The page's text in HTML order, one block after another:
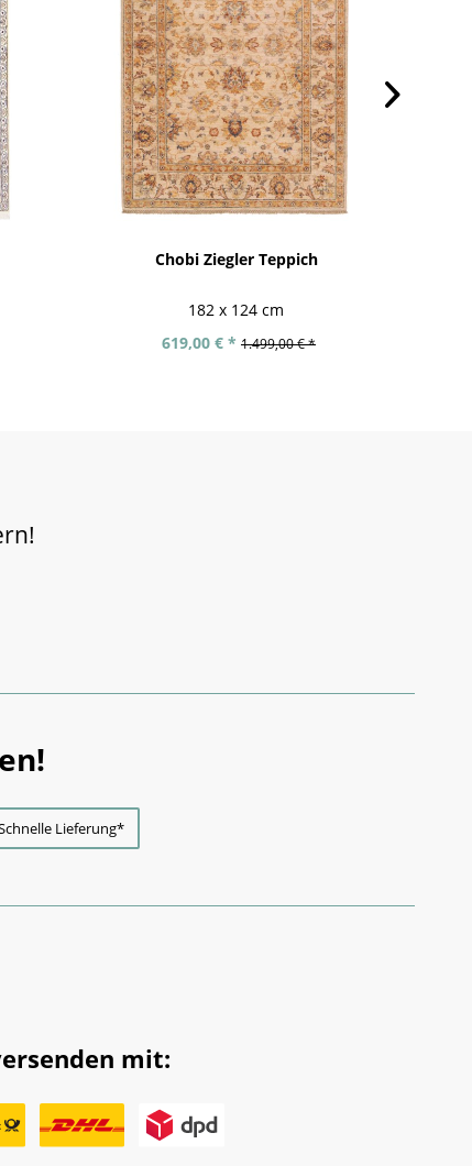
Chobi Ziegler Teppich
182 x 124 cm
619,00 € * 1.499,00 € *
Lieferung*
mit: